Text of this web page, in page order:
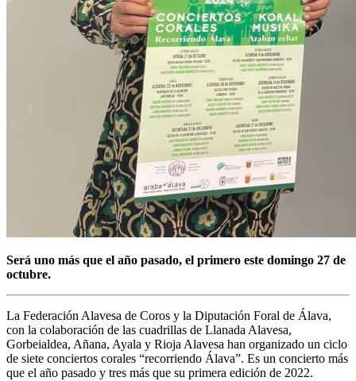
Será uno más que el año pasado, el primero este domingo 27 de
octubre.
La Federación Alavesa de Coros y la Diputación Foral de Álava,
con la colaboración de las cuadrillas de Llanada Alavesa,
Gorbeialdea, Añana, Ayala y Rioja Alavesa han organizado un ciclo
de siete conciertos corales “recorriendo Álava”. Es un concierto más
que el año pasado y tres más que su primera edición de 2022.